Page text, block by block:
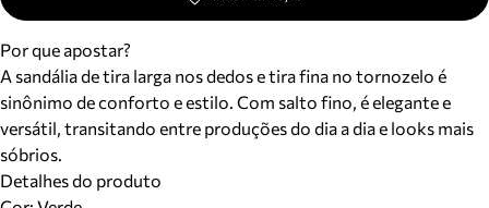
Por que apostar?
A sandália de tira larga nos dedos e tira fina no tornozelo é
sinônimo de conforto e estilo. Com salto fino, é elegante e
versátil, transitando entre produções do dia a dia e looks mais
sóbrios.
Detalhes do produto